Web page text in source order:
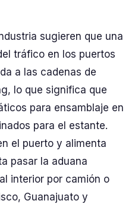
sugieren que una
tráfico en los puertos
a las cadenas de
lo que significa que
para ensamblaje en
para el estante.
el puerto y alimenta
pasar la aduana
interior por camión o
Guanajuato y